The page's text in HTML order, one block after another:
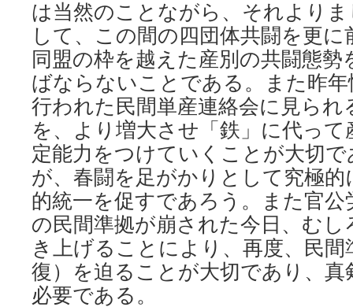
は当然のことながら、それより
して、この間の四団体共闘を更
同盟の枠を越えた産別の共闘態
ばならないことである。また昨
行われた民間単産連絡会に見られ
を、より増大させ「鉄」に代っ
定能力をつけていくことが大切
が、春闘を足がかりとして究極的
的統一を促すであろう。また官
の民間準拠が崩された今日、むし
き上げることにより、再度、民間
復）を迫ることが大切であり、真
必要である。